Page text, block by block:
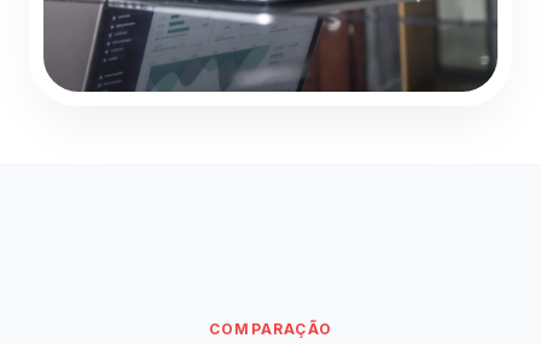
COMPARAÇÃO